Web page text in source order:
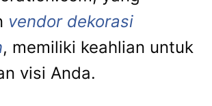
vendor dekorasi
, memiliki keahlian untuk
visi Anda.